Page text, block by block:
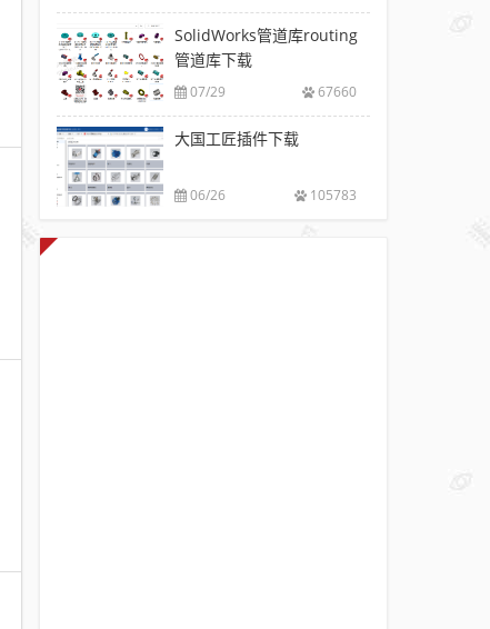
SolidWorks管道库routing
管道库下载
07/29 67660
大国工匠插件下载
06/26 105783